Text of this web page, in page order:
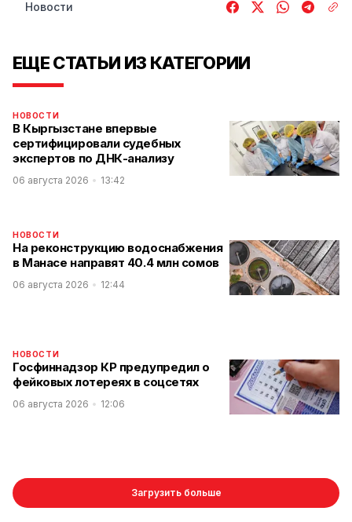
Новости
ЕЩЕ СТАТЬИ ИЗ КАТЕГОРИИ
НОВОСТИ
В Кыргызстане впервые
сертифицировали судебных
экспертов по ДНК-анализу
06 августа 2026 13:42
НОВОСТИ
На реконструкцию водоснабжения
в Манасе направят 40.4 млн сомов
06 августа 2026 12:44
НОВОСТИ
Госфиннадзор КР предупредил о
фейковых лотереях в соцсетях
06 августа 2026 12:06
Загрузить больше